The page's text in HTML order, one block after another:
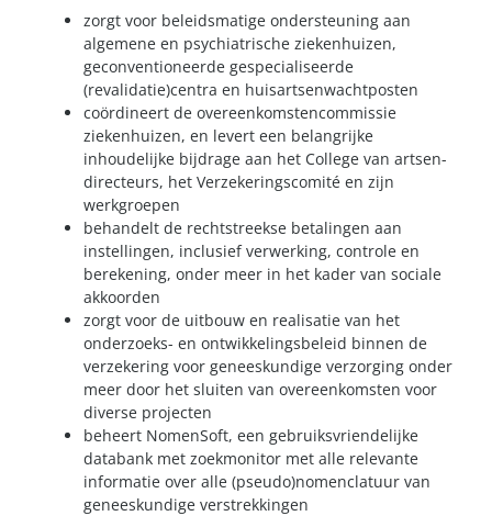
zorgt voor beleidsmatige ondersteuning aan
algemene en psychiatrische ziekenhuizen,
geconventioneerde gespecialiseerde
(revalidatie)centra en huisartsenwachtposten
coördineert de overeenkomstencommissie
ziekenhuizen, en levert een belangrijke
inhoudelijke bijdrage aan het College van artsen-
directeurs, het Verzekeringscomité en zijn
werkgroepen
behandelt de rechtstreekse betalingen aan
instellingen, inclusief verwerking, controle en
berekening, onder meer in het kader van sociale
akkoorden
zorgt voor de uitbouw en realisatie van het
onderzoeks- en ontwikkelingsbeleid binnen de
verzekering voor geneeskundige verzorging onder
meer door het sluiten van overeenkomsten voor
diverse projecten
beheert NomenSoft, een gebruiksvriendelijke
databank met zoekmonitor met alle relevante
informatie over alle (pseudo)nomenclatuur van
geneeskundige verstrekkingen